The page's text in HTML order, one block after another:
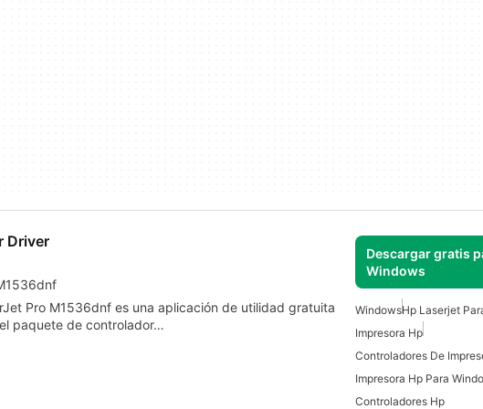
Driver
Descargar gratis
Windows
Pro M1536dnf es una aplicación de utilidad gratuita
paquete de controlador…
WindowsHp Laserjet
Impresora Hp
Controladores De
Impresora Hp Para
Controladores Hp